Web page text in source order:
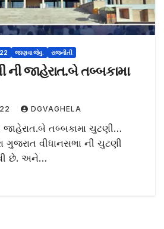
જાણવા જેવુ. રાજનીતી
ની જાહેરાત.બે તબ્બકામા
DGVAGHELA
જાહેરાત.બે તબ્બકામા ચુટણી…
ગુજરાત વીધાનસભા ની ચુટણી
છે. અને…